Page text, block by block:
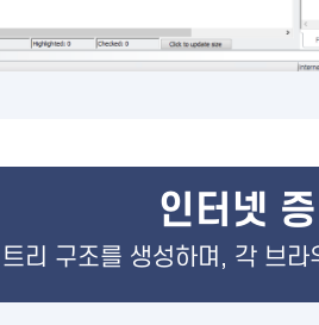
인터넷
리 구조를 생성하며, 각 브